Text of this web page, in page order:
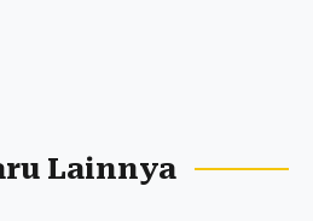
Lainnya